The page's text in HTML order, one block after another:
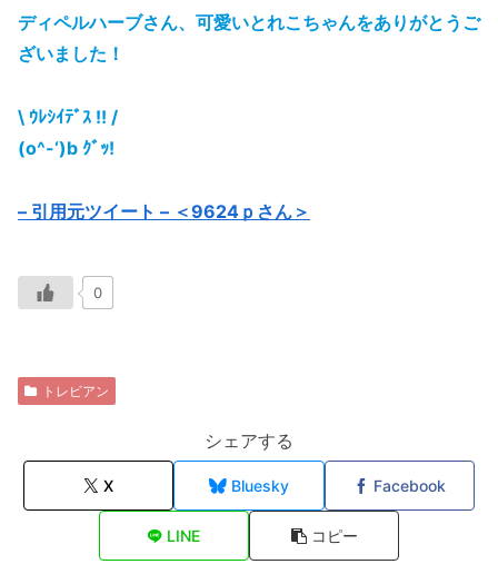
ディペルハーブさん、可愛いとれこちゃんをありがとうご
ざいました！
\ ｳﾚｼｲﾃﾞｽ !! /
(o^-‘)b ｸﾞｯ!
– 引用元ツイート – ＜9624ｐさん＞
0
トレビアン
シェアする
X Bluesky Facebook
LINE コピー